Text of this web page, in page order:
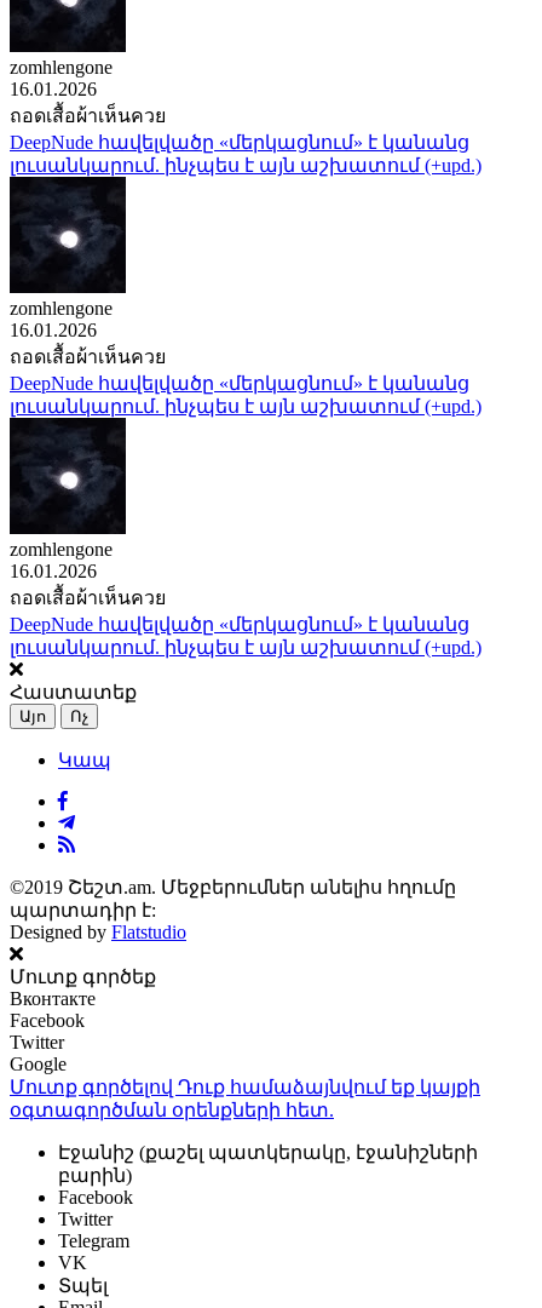
zomhlengone
16.01.2026
ถอดเสื้อผ้าเห็นควย
DeepNude հավելվածը «մերկացնում» է կանանց
լուսանկարում. ինչպես է այն աշխատում (+upd.)
zomhlengone
16.01.2026
ถอดเสื้อผ้าเห็นควย
DeepNude հավելվածը «մերկացնում» է կանանց
լուսանկարում. ինչպես է այն աշխատում (+upd.)
zomhlengone
16.01.2026
ถอดเสื้อผ้าเห็นควย
DeepNude հավելվածը «մերկացնում» է կանանց
լուսանկարում. ինչպես է այն աշխատում (+upd.)
Հաստատեք
Այո Ոչ
Կապ
©2019 Շեշտ.am. Մեջբերումներ անելիս հղումը
պարտադիր է:
Designed by Flatstudio
Մուտք գործեք
Вконтакте
Facebook
Twitter
Google
Մուտք գործելով Դուք համաձայնվում եք կայքի
օգտագործման օրենքների հետ.
Էջանիշ (քաշել պատկերակը, էջանիշների
բարին)
Facebook
Twitter
Telegram
VK
Տպել